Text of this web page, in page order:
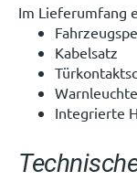
Im Lieferumfang
Kabelsatz
Warnleuchte
Integrierte